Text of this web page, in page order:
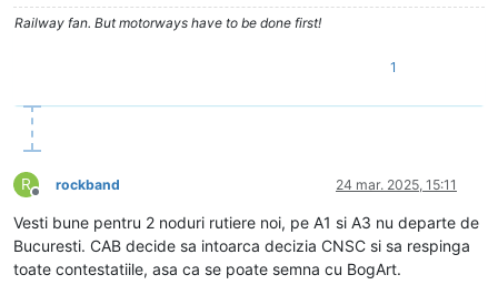
Railway fan. But motorways have to be done first!
1
R
Deconectat
rockband 24 mar. 2025, 15:11
Vesti bune pentru 2 noduri rutiere noi, pe A1 si A3 nu departe de
Bucuresti. CAB decide sa intoarca decizia CNSC si sa respinga
toate contestatiile, asa ca se poate semna cu BogArt.